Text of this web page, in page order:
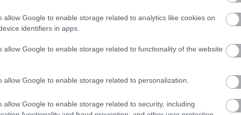
allow Google to enable storage related to analytics like cookies on
identifiers in apps.
allow Google to enable storage related to functionality of the website
allow Google to enable storage related to personalization.
allow Google to enable storage related to security, including
lehet rosszabb... RIP Tom Petty. Köszönöm a
Rock
& their families of #LasVegas
today as well as
október 2.